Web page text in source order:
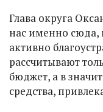
Глава округа
нас именно сюда,
активно
рассчитывают
бюджет, а в
средства,